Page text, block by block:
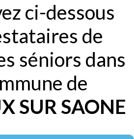
ci-dessous
de
séniors dans
de
SUR SAONE